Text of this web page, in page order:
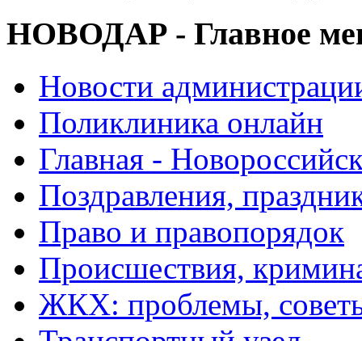
НОВОДАР - Главное
Новости
Поликлиника онлайн
Главная -
Поздравления,
Право и правопорядок
Происшествия,
ЖКХ: проблемы,